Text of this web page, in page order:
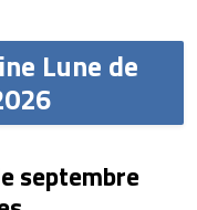
Lune de
septembre